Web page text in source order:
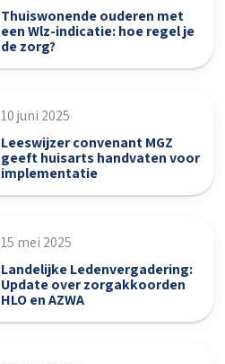
Thuiswonende ouderen met
een Wlz-indicatie: hoe regel je
de zorg?
10 juni 2025
Leeswijzer convenant MGZ
geeft huisarts handvaten voor
implementatie
15 mei 2025
Landelijke Ledenvergadering:
Update over zorgakkoorden
HLO en AZWA